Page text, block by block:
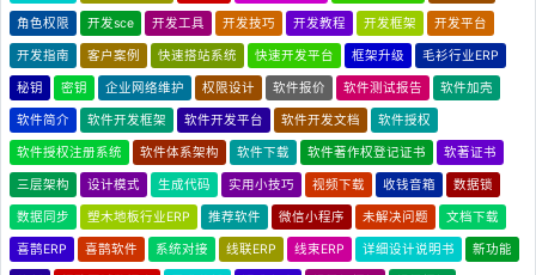
角色权限 开发sce 开发工具 开发技巧 开发教程 开发框架 开发平台
开发指南 客户案例 快速搭站系统 快速开发平台 框架升级 毛衫行业ERP
秘钥 密钥 企业网络维护 权限设计 软件报价 软件测试报告 软件加壳
软件简介 软件开发框架 软件开发平台 软件开发文档 软件授权
软件授权注册系统 软件体系架构 软件下载 软件著作权登记证书 软著证书
三层架构 设计模式 生成代码 实用小技巧 视频下载 收钱音箱 数据锁
数据同步 塑木地板行业ERP 推荐软件 微信小程序 未解决问题 文档下载
喜鹊ERP 喜鹊软件 系统对接 线联ERP 线束ERP 详细设计说明书 新功能